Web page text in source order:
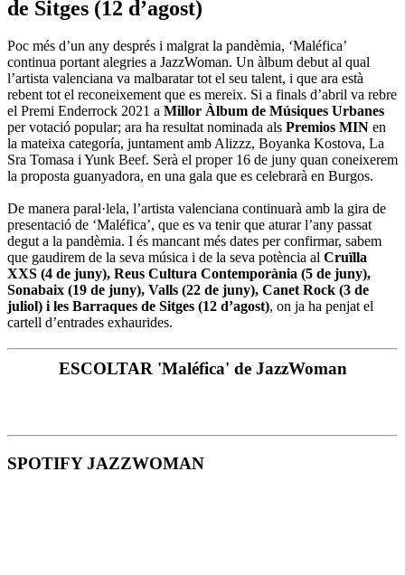
de Sitges (12 d’agost)
Poc més d’un any després i malgrat la pandèmia, ‘Maléfica’
continua portant alegries a JazzWoman. Un àlbum debut al qual
l’artista valenciana va malbaratar tot el seu talent, i que ara està
rebent tot el reconeixement que es mereix. Si a finals d’abril va rebre
el Premi Enderrock 2021 a Millor Àlbum de Músiques Urbanes
per votació popular; ara ha resultat nominada als Premios MIN en
la mateixa categoría, juntament amb Alizzz, Boyanka Kostova, La
Sra Tomasa i Yunk Beef. Serà el proper 16 de juny quan coneixerem
la proposta guanyadora, en una gala que es celebrarà en Burgos.
De manera paral·lela, l’artista valenciana continuarà amb la gira de
presentació de ‘Maléfica’, que es va tenir que aturar l’any passat
degut a la pandèmia. I és mancant més dates per confirmar, sabem
que gaudirem de la seva música i de la seva potència al Cruïlla
XXS (4 de juny), Reus Cultura Contemporània (5 de juny),
Sonabaix (19 de juny), Valls (22 de juny), Canet Rock (3 de
juliol) i les Barraques de Sitges (12 d’agost), on ja ha penjat el
cartell d’entrades exhaurides.
ESCOLTAR 'Maléfica' de JazzWoman
SPOTIFY JAZZWOMAN